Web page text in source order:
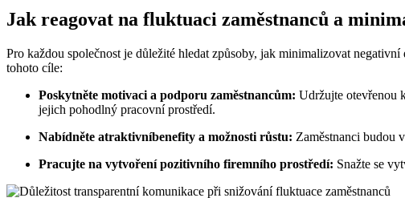
Jak reagovat na fluktuaci zaměstnanců a
Pro každou společnost je důležité hledat způsoby, jak minimalizovat
tohoto cíle:
Poskytněte motivaci a podporu zaměstnancům: Udržujte otevřenou
jejich pohodlný pracovní prostředí.
Nabídněte atraktivníbenefity a možnosti růstu: Zaměstnanci budou
Pracujte na vytvoření pozitivního firemního prostředí: Snažte se